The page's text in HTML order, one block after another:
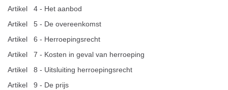
Artikel 4 - Het aanbod
Artikel 5 - De overeenkomst
Artikel 6 - Herroepingsrecht
Artikel 7 - Kosten in geval van herroeping
Artikel 8 - Uitsluiting herroepingsrecht
Artikel 9 - De prijs